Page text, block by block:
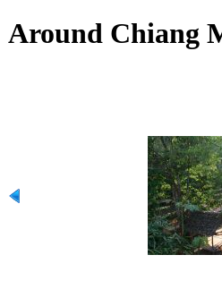
Around Chiang